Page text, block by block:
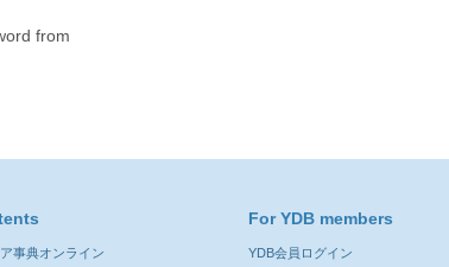
from
事典オンライン
For YDB members
YDB会員ログイン